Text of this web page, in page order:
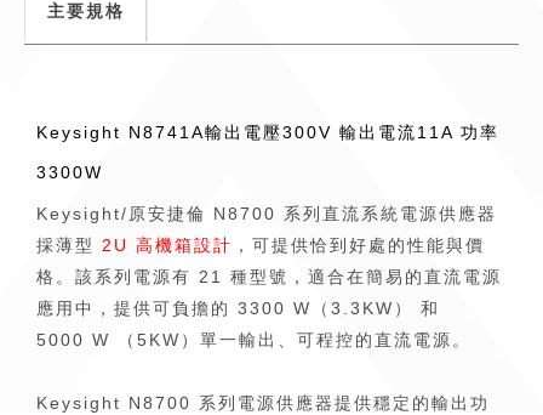
主要規格
Keysight N8741A輸出電壓300V 輸出電流11A 功率
3300W
Keysight/原安捷倫 N8700 系列直流系統電源供應器
採薄型 2U 高機箱設計 ，可提供恰到好處的性能與價
格。該系列電源有 21 種型號，適合在簡易的直流電源
應用中，提供可負擔的 3300 W（3.3KW） 和
5000 W （5KW）單一輸出、可程控的直流電源。
Keysight N8700 系列電源供應器提供穩定的輸出功